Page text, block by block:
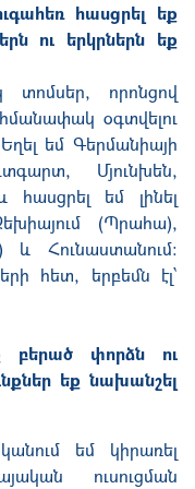
հասցրել եք
ու երկրներն եք
տոմսեր, որոնցով
օգտվելու
եմ Գերմանիայի
Մյունխեն,
հասցրել եմ լինել
(Պրահա),
և Հունաստանում։
հետ, երբեմն էլ՝
բերած փորձն ու
եք նախանշել
եմ կիրառել
ուսուցման